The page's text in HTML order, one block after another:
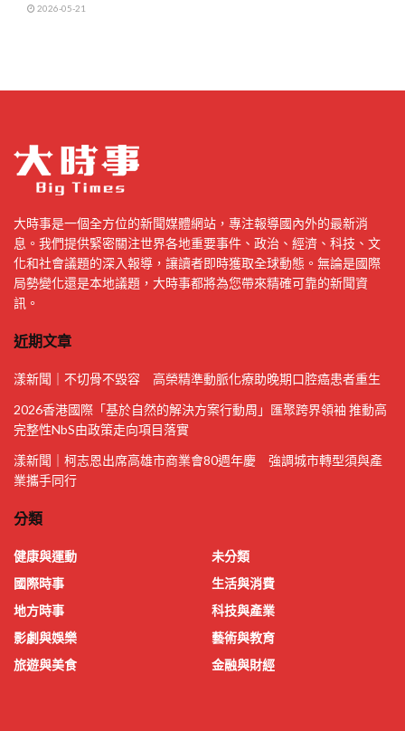
2026-05-21
大時事是一個全方位的新聞媒體網站，專注報導國內外的最新消
息。我們提供緊密關注世界各地重要事件、政治、經濟、科技、文
化和社會議題的深入報導，讓讀者即時獲取全球動態。無論是國際
局勢變化還是本地議題，大時事都將為您帶來精確可靠的新聞資
訊。
近期文章
漾新聞｜不切骨不毀容 高榮精準動脈化療助晚期口腔癌患者重生
2026香港國際「基於自然的解決方案行動周」匯聚跨界領袖 推動高
完整性NbS由政策走向項目落實
漾新聞｜柯志恩出席高雄市商業會80週年慶 強調城市轉型須與產
業攜手同行
分類
健康與運動
國際時事
地方時事
影劇與娛樂
旅遊與美食
未分類
生活與消費
科技與產業
藝術與教育
金融與財經